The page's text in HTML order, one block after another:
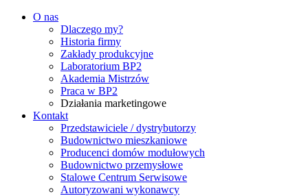
O nas
Dlaczego my?
Historia firmy
Zakłady produkcyjne
Laboratorium BP2
Akademia Mistrzów
Praca w BP2
Działania marketingowe
Kontakt
Przedstawiciele / dystrybutorzy
Budownictwo mieszkaniowe
Producenci domów modułowych
Budownictwo przemysłowe
Stalowe Centrum Serwisowe
Autoryzowani wykonawcy